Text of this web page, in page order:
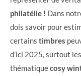
philatélie ! Dans
dois savoir pour
certains timbres
d’ici 2025, surtout
thématiquecosy